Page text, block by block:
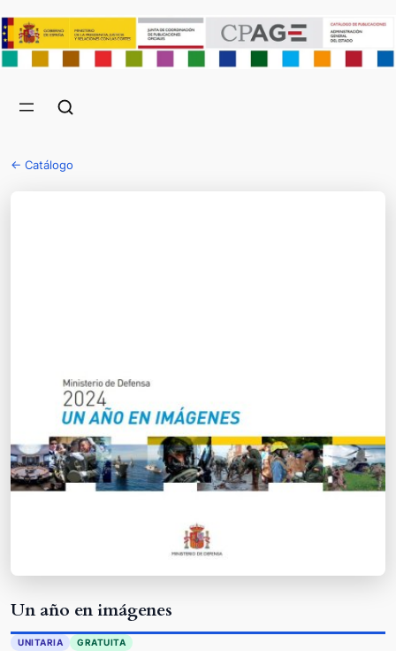
← Catálogo
Un año en imágenes
UNITARIA GRATUITA